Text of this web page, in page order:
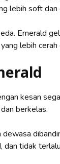
lebih soft
Emerald
lebih cerah
kesan
berkelas.
dan tidak